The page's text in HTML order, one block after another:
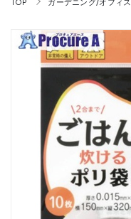
TOP ガーデニング/オフィス